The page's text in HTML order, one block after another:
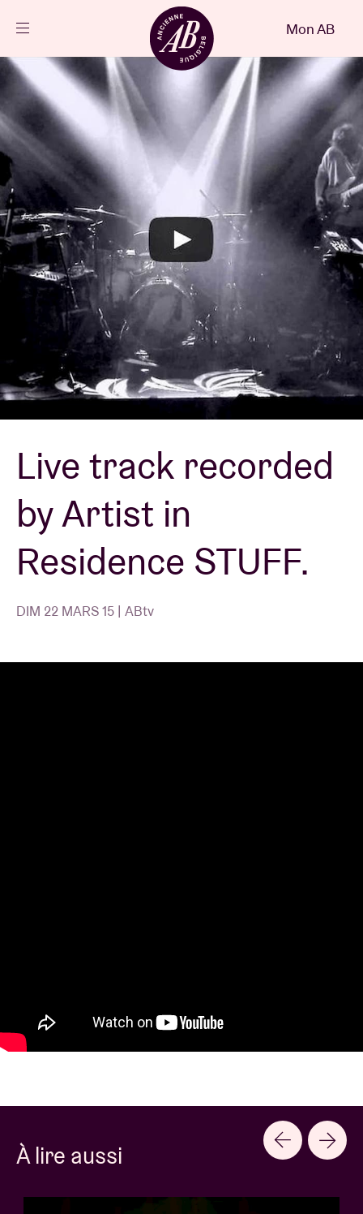
FR
Agenda
Projets
Actualités
Infos visiteurs
AB ❤ you
Location de salles
BRDCST
ABtv
Chèque-concert
À propos de l'AB
Contact
Mon AB
Live track recorded
by Artist in
Residence STUFF.
DIM 22 MARS 15 | ABtv
À lire aussi